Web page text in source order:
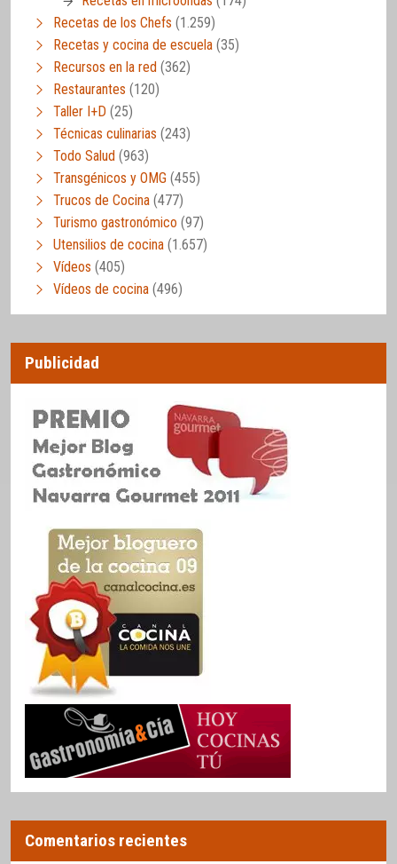
Recetas de los Chefs (1.259)
Recetas y cocina de escuela (35)
Recursos en la red (362)
Restaurantes (120)
Taller I+D (25)
Técnicas culinarias (243)
Todo Salud (963)
Transgénicos y OMG (455)
Trucos de Cocina (477)
Turismo gastronómico (97)
Utensilios de cocina (1.657)
Vídeos (405)
Vídeos de cocina (496)
Publicidad
Comentarios recientes